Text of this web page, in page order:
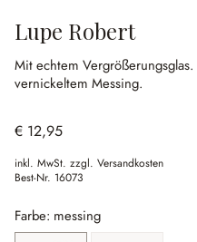
Lupe Robert
Mit echtem Vergrößerungsglas.
vernickeltem Messing.
€ 12,95
inkl. MwSt. zzgl. Versandkosten
Best-Nr. 16073
Farbe: messing